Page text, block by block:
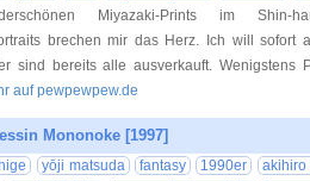
Miyazaki-Prints im Shin-
brechen mir das Herz. Ich will sofort
sind bereits alle ausverkauft. Wenigstens
auf pewpewpew.de
Mononoke [1997]
yōji matsuda fantasy 1990er
akihiro